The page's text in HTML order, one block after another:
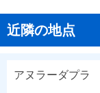
近隣の地点
アヌラーダプラ